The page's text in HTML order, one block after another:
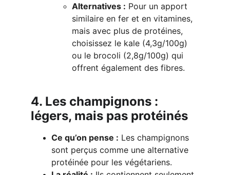
Alternatives : Pour un apport
similaire en fer et en vitamines,
mais avec plus de protéines,
choisissez le kale (4,3g/100g)
ou le brocoli (2,8g/100g) qui
offrent également des fibres.
4. Les champignons :
légers, mais pas protéinés
Ce qu’on pense : Les champignons
sont perçus comme une alternative
protéinée pour les végétariens.